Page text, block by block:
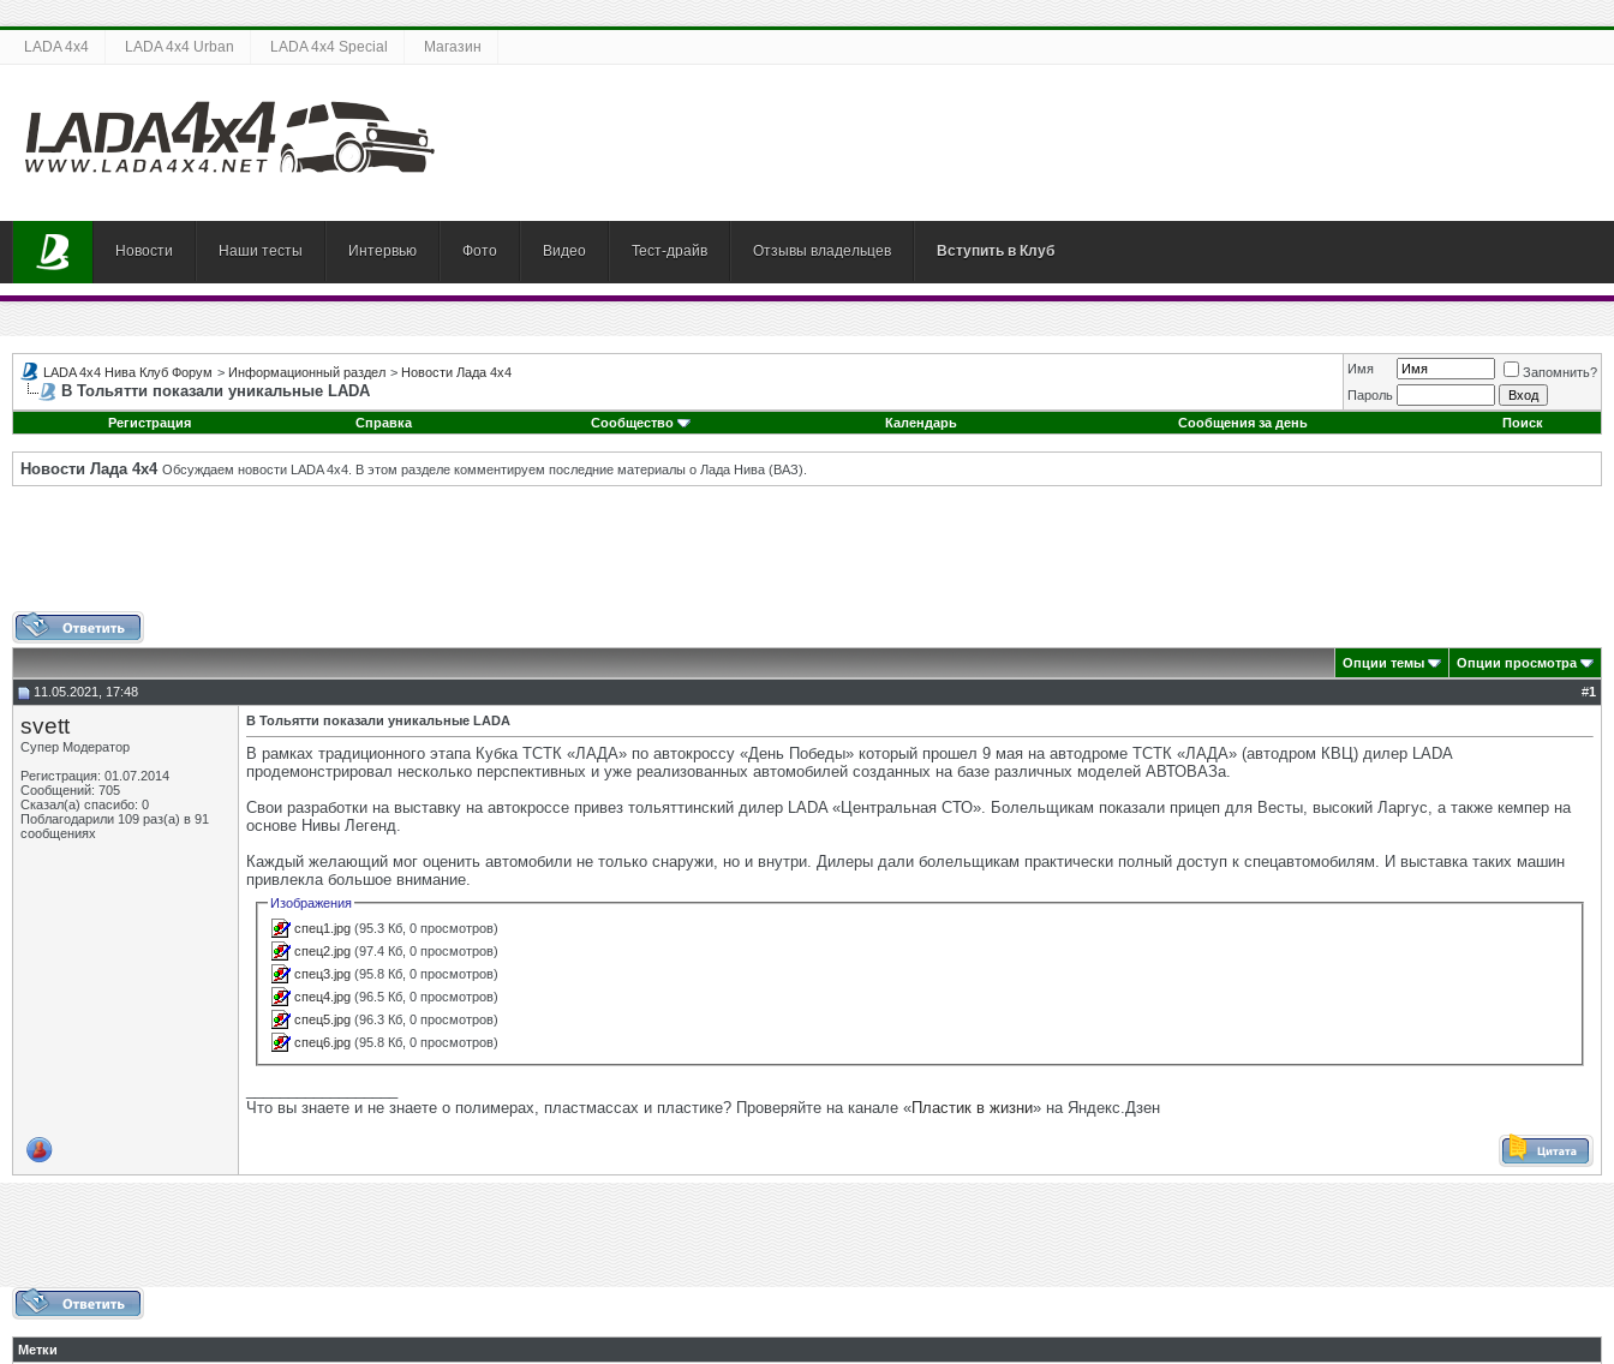
LADA 4x4 LADA 4x4 Urban LADA 4x4 Special Магазин
Новости Наши тесты Интервью Фото Видео Тест-драйв Отзывы владельцев Вступить в Клуб
LADA 4x4 Нива Клуб Форум > Информационный раздел > Новости Лада 4х4
В Тольятти показали уникальные LADA
Имя
Запомнить?
Пароль
Регистрация
Справка Сообщество Календарь Сообщения за день Поиск
Новости Лада 4х4 Обсуждаем новости LADA 4x4. В этом разделе комментируем последние материалы о Лада Нива (ВАЗ).
Опции темы
Опции просмотра
11.05.2021, 17:48
#1
svett
Супер Модератор
Регистрация: 01.07.2014
Сообщений: 705
Сказал(а) спасибо: 0
Поблагодарили 109 раз(а) в 91
сообщениях
В Тольятти показали уникальные LADA
В рамках традиционного этапа Кубка ТСТК «ЛАДА» по автокроссу «День Победы» который прошел 9 мая на автодроме ТСТК «ЛАДА» (автодром КВЦ) дилер LADA
продемонстрировал несколько перспективных и уже реализованных автомобилей созданных на базе различных моделей АВТОВАЗа.
Свои разработки на выставку на автокроссе привез тольяттинский дилер LADA «Центральная СТО». Болельщикам показали прицеп для Весты, высокий Ларгус, а также кемпер на
основе Нивы Легенд.
Каждый желающий мог оценить автомобили не только снаружи, но и внутри. Дилеры дали болельщикам практически полный доступ к спецавтомобилям. И выставка таких машин
привлекла большое внимание.
Изображения
спец1.jpg (95.3 Кб, 0 просмотров)
спец2.jpg (97.4 Кб, 0 просмотров)
спец3.jpg (95.8 Кб, 0 просмотров)
спец4.jpg (96.5 Кб, 0 просмотров)
спец5.jpg (96.3 Кб, 0 просмотров)
спец6.jpg (95.8 Кб, 0 просмотров)
Что вы знаете и не знаете о полимерах, пластмассах и пластике? Проверяйте на канале «Пластик в жизни» на Яндекс.Дзен
Метки